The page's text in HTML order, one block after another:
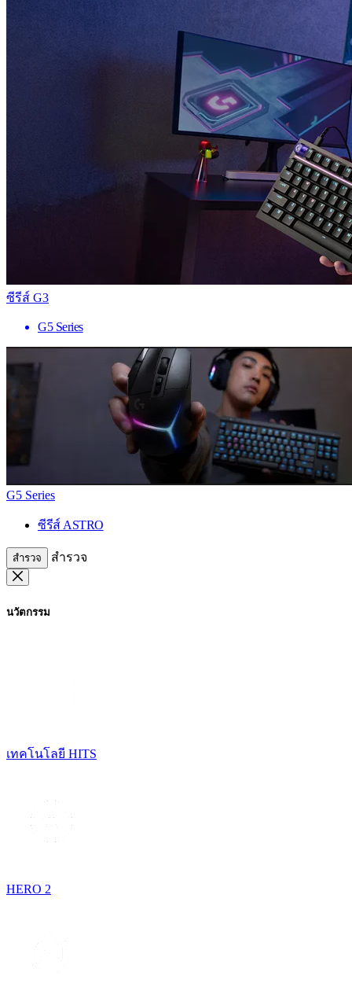
ซีรีส์ G3
G5 Series
G5 Series
ซีรีส์ ASTRO
สำรวจ สำรวจ
นวัตกรรม
เทคโนโลยี HITS
HERO 2